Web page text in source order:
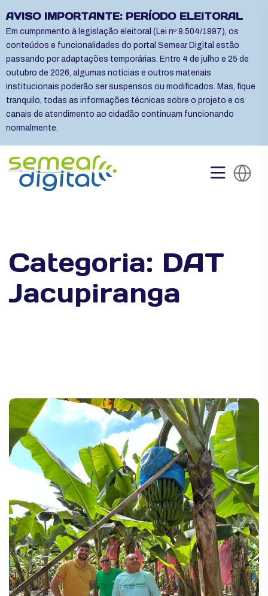
AVISO IMPORTANTE: PERÍODO ELEITORAL
Em cumprimento à legislação eleitoral (Lei nº 9.504/1997), os
conteúdos e funcionalidades do portal Semear Digital estão
passando por adaptações temporárias. Entre 4 de julho e 25 de
outubro de 2026, algumas notícias e outros materiais
institucionais poderão ser suspensos ou modificados. Mas, fique
tranquilo, todas as informações técnicas sobre o projeto e os
canais de atendimento ao cidadão continuam funcionando
normalmente.
Categoria: DAT
Jacupiranga